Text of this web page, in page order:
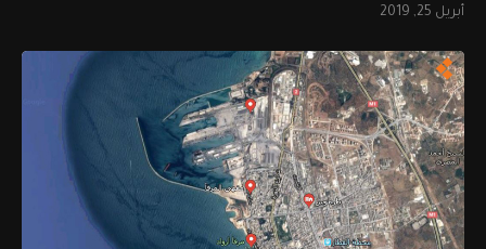
أبريل 25, 2019